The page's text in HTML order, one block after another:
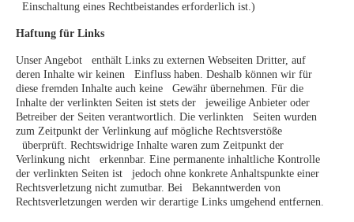
Einschaltung eines Rechtbeistandes erforderlich ist.)
Haftung für Links
Unser Angebot enthält Links zu externen Webseiten Dritter, auf
deren Inhalte wir keinen Einfluss haben. Deshalb können wir für
diese fremden Inhalte auch keine Gewähr übernehmen. Für die
Inhalte der verlinkten Seiten ist stets der jeweilige Anbieter oder
Betreiber der Seiten verantwortlich. Die verlinkten Seiten wurden
zum Zeitpunkt der Verlinkung auf mögliche Rechtsverstöße
überprüft. Rechtswidrige Inhalte waren zum Zeitpunkt der
Verlinkung nicht erkennbar. Eine permanente inhaltliche Kontrolle
der verlinkten Seiten ist jedoch ohne konkrete Anhaltspunkte einer
Rechtsverletzung nicht zumutbar. Bei Bekanntwerden von
Rechtsverletzungen werden wir derartige Links umgehend entfernen.